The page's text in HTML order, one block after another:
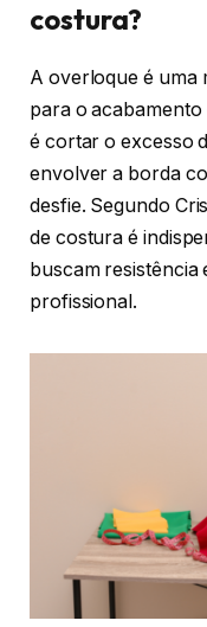
costura?
A overloque é uma
para o
é cortar o excesso
envolver a borda
desfie. Segundo
de costura é
buscam resistência
profissional.